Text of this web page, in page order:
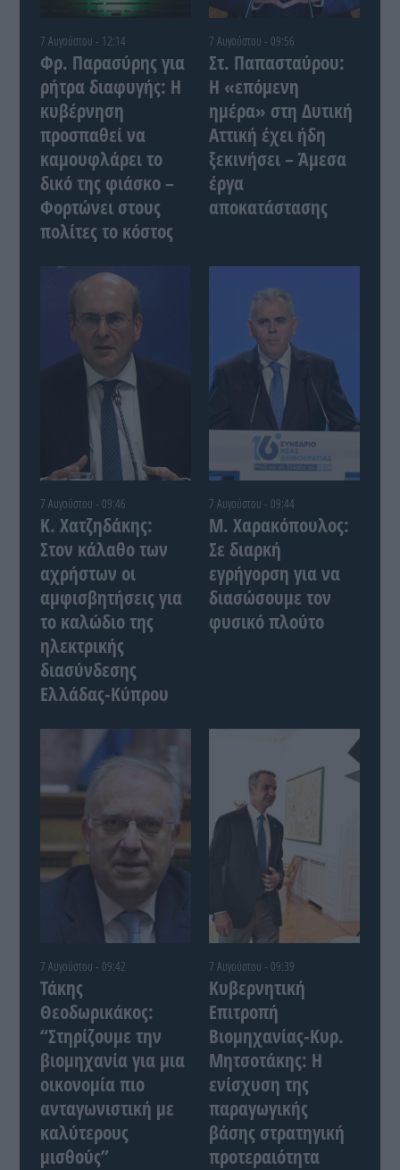
7 Αυγούστου - 12:14
Φρ. Παρασύρης για
ρήτρα διαφυγής: Η
κυβέρνηση
προσπαθεί να
καμουφλάρει το
δικό της φιάσκο –
Φορτώνει στους
πολίτες το κόστος
7 Αυγούστου - 09:56
Στ. Παπασταύρου:
Η «επόμενη
ημέρα» στη Δυτική
Αττική έχει ήδη
ξεκινήσει – Άμεσα
έργα
αποκατάστασης
7 Αυγούστου - 09:46
Κ. Χατζηδάκης:
Στον κάλαθο των
αχρήστων οι
αμφισβητήσεις για
το καλώδιο της
ηλεκτρικής
διασύνδεσης
Ελλάδας-Κύπρου
7 Αυγούστου - 09:44
Μ. Χαρακόπουλος:
Σε διαρκή
εγρήγορση για να
διασώσουμε τον
φυσικό πλούτο
7 Αυγούστου - 09:42
Τάκης
Θεοδωρικάκος:
“Στηρίζουμε την
βιομηχανία για μια
οικονομία πιο
ανταγωνιστική με
καλύτερους
μισθούς”
7 Αυγούστου - 09:39
Κυβερνητική
Επιτροπή
Βιομηχανίας-Κυρ.
Μητσοτάκης: Η
ενίσχυση της
παραγωγικής
βάσης στρατηγική
προτεραιότητα